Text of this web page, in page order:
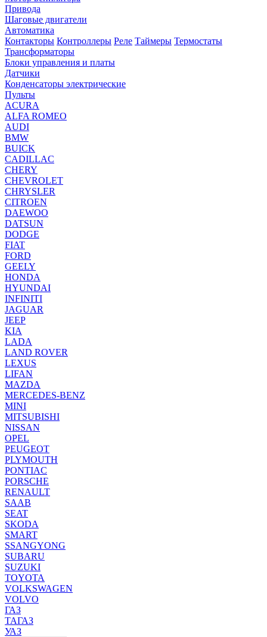
Привода
Шаговые двигатели
Автоматика
Контакторы Контроллеры Реле Таймеры Термостаты
Трансформаторы
Блоки управления и платы
Датчики
Конденсаторы электрические
Пульты
ACURA
ALFA ROMEO
AUDI
BMW
BUICK
CADILLAC
CHERY
CHEVROLET
CHRYSLER
CITROEN
DAEWOO
DATSUN
DODGE
FIAT
FORD
GEELY
HONDA
HYUNDAI
INFINITI
JAGUAR
JEEP
KIA
LADA
LAND ROVER
LEXUS
LIFAN
MAZDA
MERCEDES-BENZ
MINI
MITSUBISHI
NISSAN
OPEL
PEUGEOT
PLYMOUTH
PONTIAC
PORSCHE
RENAULT
SAAB
SEAT
SKODA
SMART
SSANGYONG
SUBARU
SUZUKI
TOYOTA
VOLKSWAGEN
VOLVO
ГАЗ
ТАГАЗ
УАЗ